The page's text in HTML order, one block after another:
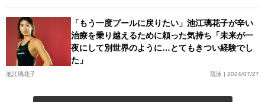
「もう一度プールに戻りたい」池江璃花子が辛い
治療を乗り越えるために頼った気持ち「未来が一
夜にして別世界のように…とてもきつい経験でし
た」
池江璃花子 競泳 | 2024/07/27